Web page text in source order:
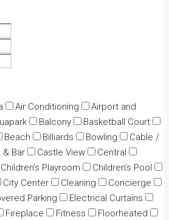
Air Conditioning
Airport and
Balcony
Basketball Court
Beach Billiards Bowling
Cable /
& Bar Castle View
Central
Children’s Playroom
Children’s Pool
City Center Cleaning
Concierge
Parking
Electrical Curtains
Fireplace Fitness
Floorheated